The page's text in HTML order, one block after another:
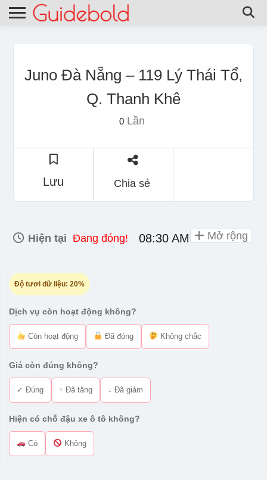
Juno Đà Nẵng – 119 Lý Thái Tổ,
Q. Thanh Khê
0Lần
Lưu Chia sẻ
Hiện tại Đang đóng! 08:30 AM - 09:30 PM
Độ tươi dữ liệu: 20%
Dịch vụ còn hoạt động không?
Còn hoạt động Đã đóng Không chắc
Giá còn đúng không?
✓ Đúng ↑ Đã tăng ↓ Đã giảm
Hiện có chỗ đậu xe ô tô không?
Có Không
Mở rộng